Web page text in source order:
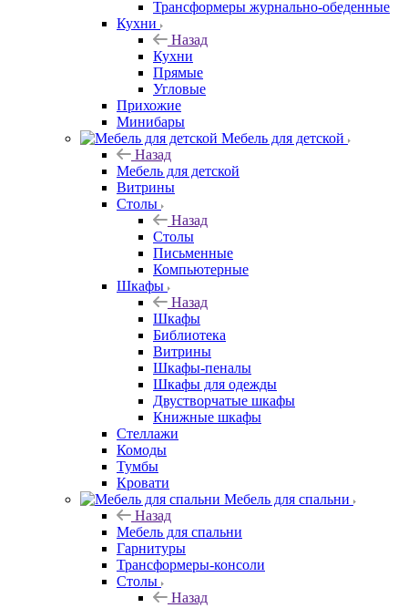
Трансформеры журнально-обеденные
Кухни
Назад
Кухни
Прямые
Угловые
Прихожие
Минибары
Мебель для детской
Назад
Мебель для детской
Витрины
Столы
Назад
Столы
Письменные
Компьютерные
Шкафы
Назад
Шкафы
Библиотека
Витрины
Шкафы-пеналы
Шкафы для одежды
Двустворчатые шкафы
Книжные шкафы
Стеллажи
Комоды
Тумбы
Кровати
Мебель для спальни
Назад
Мебель для спальни
Гарнитуры
Трансформеры-консоли
Столы
Назад